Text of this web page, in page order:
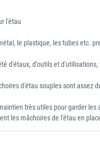
l'étau
le plastique, les tubes etc.
d'outils et
d'étau souples sont
très utiles pour garder les
les mâchoires de l'étau en